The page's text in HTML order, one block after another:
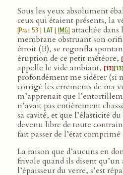
Sous les yeux absolument
ceux qui étaient présents, la
[Page 53 | LAT| IMG] attachée
membrane obstruant son
étroit (B), se regonfla
éruption de ce petit météore,
appelle le vide ambiant, [13][13]
profondément me sidérer (si
corrigé les errements de ma
m’apprenait que
n’avait pas entièrement
sa cavité, et que l’élasticité
devenu libre de toute
fait passer de l’état comprimé
La raison que d’aucuns en
frivole quand ils disent qu’un
l’épaisseur du verre, s’est